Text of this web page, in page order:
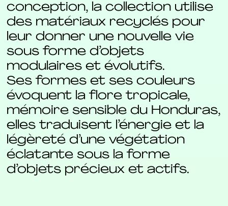
conception, la collection utilise
des matériaux recyclés pour
leur donner une nouvelle vie
sous forme d’objets
modulaires et évolutifs.
Ses formes et ses couleurs
évoquent la flore tropicale,
mémoire sensible du Honduras,
elles traduisent l’énergie et la
légèreté d’une végétation
éclatante sous la forme
d’objets précieux et actifs.